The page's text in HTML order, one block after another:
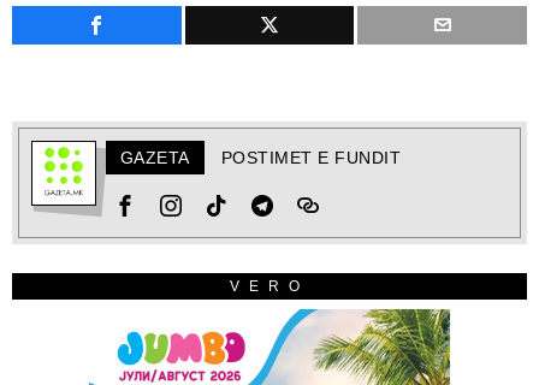
GAZETA POSTIMET E FUNDIT
VERO